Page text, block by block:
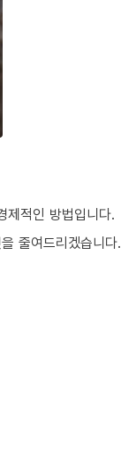
제적인 방법입니다.
줄여드리겠습니다.